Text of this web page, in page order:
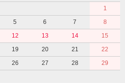
1
5 6 7
8
12 13 14
15
19 20 21
22
26 27 28
29